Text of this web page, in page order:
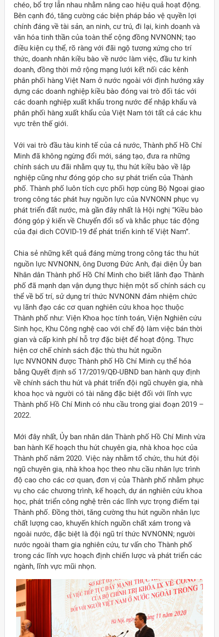
chéo, bổ trợ lẫn nhau nhằm nâng cao hiệu quả hoạt động.
Bên cạnh đó, tăng cường các biện pháp bảo vệ quyền lợi
chính đáng về tài sản, an ninh, cư trú, đi lại, kinh doanh và
văn hóa tinh thần của toàn thể cộng đồng NVNONN; tạo
điều kiện cụ thể, rõ ràng với đãi ngộ tương xứng cho trí
thức, doanh nhân kiều bào về nước làm việc, đầu tư kinh
doanh, đồng thời mở rộng mạng lưới kết nối các kênh
phân phối hàng Việt Nam ở nước ngoài với định hướng xây
dựng các doanh nghiệp kiều bào đóng vai trò đối tác với
các doanh nghiệp xuất khẩu trong nước để nhập khẩu và
phân phối hàng xuất khẩu của Việt Nam tới tất cả các khu
vực trên thế giới.
Với vai trò đầu tàu kinh tế của cả nước, Thành phố Hồ Chí
Minh đã không ngừng đổi mới, sáng tạo, đưa ra những
chính sách ưu đãi nhằm quy tụ, thu hút kiều bào về lập
nghiệp cũng như đóng góp cho sự phát triển của Thành
phố. Thành phố luôn tích cực phối hợp cùng Bộ Ngoại giao
trong công tác phát huy nguồn lực của NVNONN phục vụ
phát triển đất nước, mà gần đây nhất là Hội nghị “Kiều bào
đóng góp ý kiến về Chuyển đổi số và khắc phục tác động
của đại dich COVID-19 để phát triển kinh tế Việt Nam”.
Chia sẻ những kết quả đáng mừng trong công tác thu hút
nguồn lực NVNONN, ông Dương Đức Anh, đại diện Ủy ban
Nhân dân Thành phố Hồ Chí Minh cho biết lãnh đạo Thành
phố đã mạnh dạn vận dụng thực hiện một số chính sách cụ
thể về bố trí, sử dụng trí thức NVNONN đảm nhiệm chức
vụ lãnh đạo các cơ quan nghiên cứu khoa học thuộc
Thành phố như: Viện Khoa học tính toán, Viện Nghiên cứu
Sinh học, Khu Công nghệ cao với chế độ làm việc bán thời
gian và cấp kinh phí hỗ trợ đặc biệt để hoạt động. Thực
hiện cơ chế chính sách đặc thù thu hút nguồn
lực NVNONN được Thành phố Hồ Chí Minh cụ thể hóa
bằng Quyết định số 17/2019/QĐ-UBND ban hành quy định
về chính sách thu hút và phát triển đội ngũ chuyên gia, nhà
khoa học và người có tài năng đặc biệt đối với lĩnh vực
Thành phố Hồ Chí Minh có nhu cầu trong giai đoạn 2019 –
2022.
Mới đây nhất, Ủy ban nhân dân Thành phố Hồ Chí Minh vừa
ban hành Kế hoạch thu hút chuyên gia, nhà khoa học của
Thành phố năm 2020. Việc này nhằm tổ chức, thu hút đội
ngũ chuyên gia, nhà khoa học theo nhu cầu nhân lực trình
độ cao cho các cơ quan, đơn vị của Thành phố nhằm phục
vụ cho các chương trình, kế hoạch, dự án nghiên cứu khoa
học, phát triển công nghệ trên các lĩnh vực trọng điểm tại
Thành phố. Đồng thời, tăng cường thu hút nguồn nhân lực
chất lượng cao, khuyến khích nguồn chất xám trong và
ngoài nước, đặc biệt là đội ngũ trí thức NVNONN; người
nước ngoài tham gia nghiên cứu, tư vấn cho Thành phố
trong các lĩnh vực hoạch định chiến lược và phát triển các
ngành, lĩnh vực mũi nhọn.